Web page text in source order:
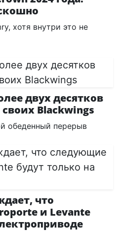
хотя внутри это не
двух десятков
Blackwings
обеденный перерыв
что
и Levante